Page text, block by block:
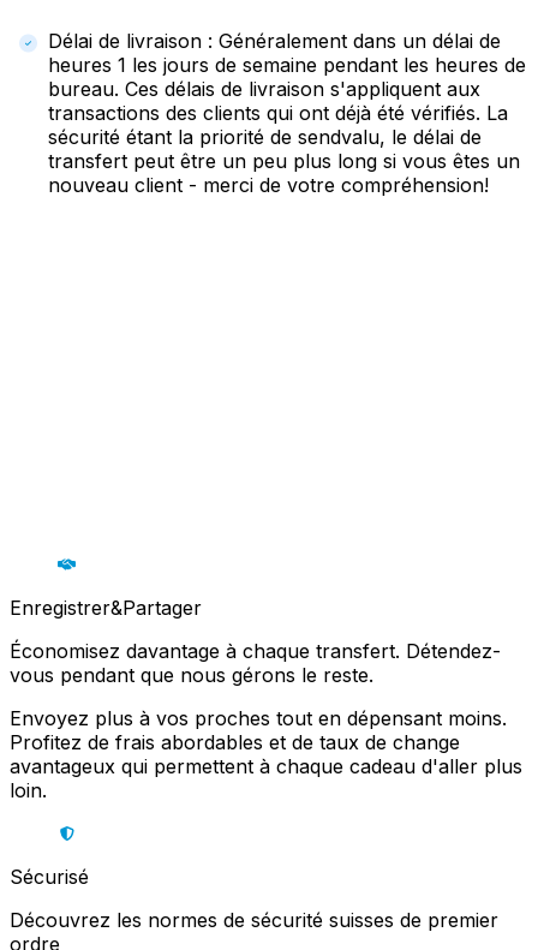
Délai de livraison : Généralement dans un délai de
heures 1 les jours de semaine pendant les heures de
bureau. Ces délais de livraison s'appliquent aux
transactions des clients qui ont déjà été vérifiés. La
sécurité étant la priorité de sendvalu, le délai de
transfert peut être un peu plus long si vous êtes un
nouveau client - merci de votre compréhension!
Enregistrer&Partager
Économisez davantage à chaque transfert. Détendez-
vous pendant que nous gérons le reste.
Envoyez plus à vos proches tout en dépensant moins.
Profitez de frais abordables et de taux de change
avantageux qui permettent à chaque cadeau d'aller plus
loin.
Sécurisé
Découvrez les normes de sécurité suisses de premier
ordre